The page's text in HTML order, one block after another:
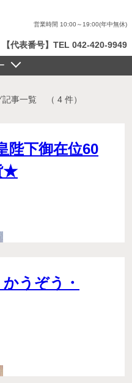
営業時間 10:00～19:00(年中無休)
【代表番号】TEL 042-420-9949
事一覧 （ 4 件）
下御在位60
★
うぞう・